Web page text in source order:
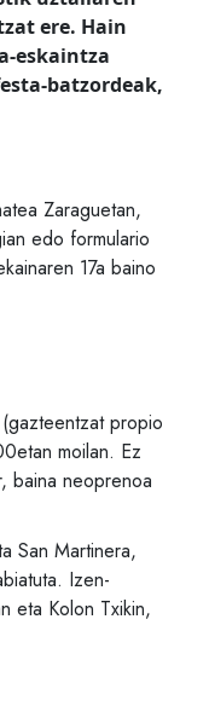
ere. Hain
eskaintza
batzordeak,
Zaraguetan,
edo formulario
17a baino
(gazteentzat propio
moilan. Ez
baina neoprenoa
San Martinera,
Izen-
eta Kolon Txikin,